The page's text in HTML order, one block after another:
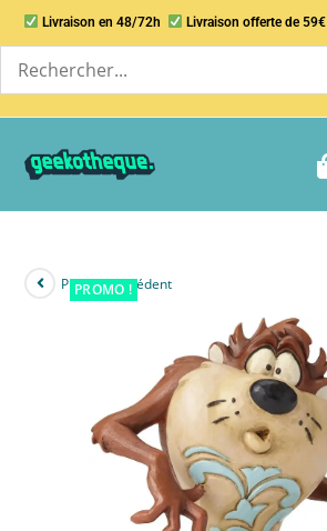
Livraison en 48/72h Livraison offerte de 59€
PROMO !
Produit précédent